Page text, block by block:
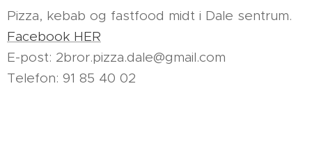
Pizza, kebab og fastfood midt i Dale sentrum.
Facebook HER
E-post: 2bror.pizza.dale@gmail.com
Telefon: 91 85 40 02